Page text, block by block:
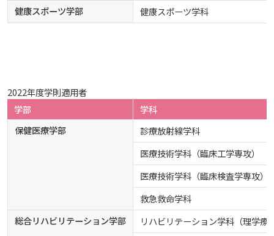
健康スポーツ学部 健康スポーツ学科
2022年度学則適用者
学部
学科
保健医療学部
診療放射線学科
医療技術学科（臨床工学専攻）
医療技術学科（臨床検査学専攻）
救急救命学科
総合リハビリテーション学部
リハビリテーション学科（理学療